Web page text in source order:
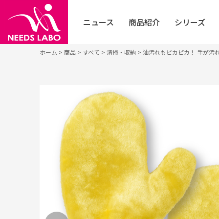
ニュース
イベント
メディア
商品紹介
健康・ヘルスケア
エクササイズ・ダイエット
シリーズ
採用エントリー
法人の方はこちら
ホーム > 商品> すべて > 清掃・収納 > 油汚れもピカピカ！ 手が汚